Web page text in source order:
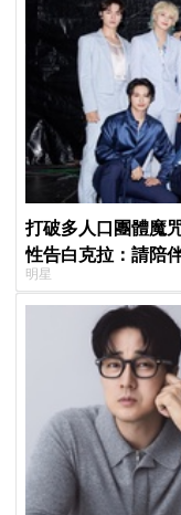
打破多人口團體魔
性告白克拉：請陪
明星